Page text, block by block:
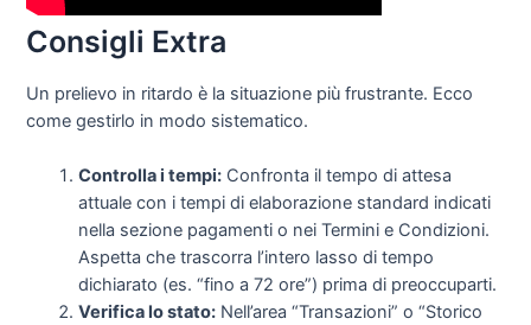
Consigli Extra
Un prelievo in ritardo è la situazione più frustrante. Ecco
come gestirlo in modo sistematico.
Controlla i tempi: Confronta il tempo di attesa
attuale con i tempi di elaborazione standard indicati
nella sezione pagamenti o nei Termini e Condizioni.
Aspetta che trascorra l’intero lasso di tempo
dichiarato (es. “fino a 72 ore”) prima di preoccuparti.
Verifica lo stato: Nell’area “Transazioni” o “Storico